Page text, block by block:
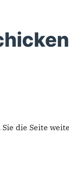
die Seite